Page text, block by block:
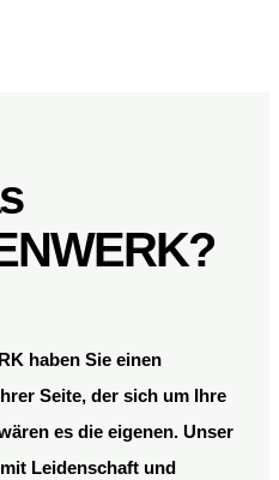
haben Sie einen
Seite, der sich um Ihre
es die eigenen. Unser
Leidenschaft und